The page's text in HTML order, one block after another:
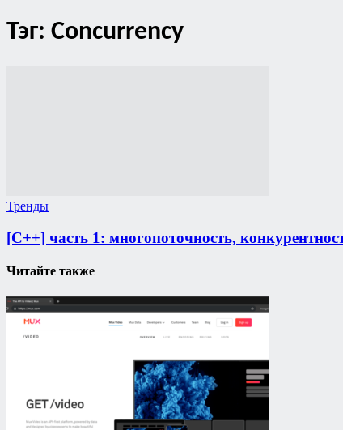
Тэг: Concurrency
Тренды
[C++] часть 1: многопоточность,
Читайте также